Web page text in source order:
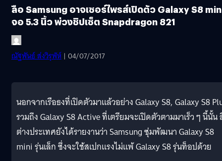
ลือ Samsung อาจเซอร์ไพรส์เปิดตัว Galaxy S8
จอ 5.3 นิ้ว พ่วงชิปเซ็ต Snapdragon 821
ณัฐพันธ์ ส่งวิรุฬห์ | 04/07/2017
นอกจากเรือธงที่เปิดตัวมาแล้วอย่าง Galaxy S8, Galaxy S8
รวมถึง Galaxy S8 Active ที่เตรียมจะเปิดตัวตามมาเร็ว ๆ นี้นั้น
ต่างประเทศยังได้รายงานว่า Samsung ซุ่มพัฒนา Galaxy S8
mini รุ่นเล็ก ซึ่งจะใช้สเปกแรงไม่แพ้ Galaxy S8 รุ่นท็อปด้วย